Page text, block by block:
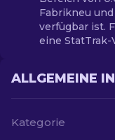
Fabrikneu
verfügbar ist.
eine StatTrak-
ALLGEMEINE
Kategorie